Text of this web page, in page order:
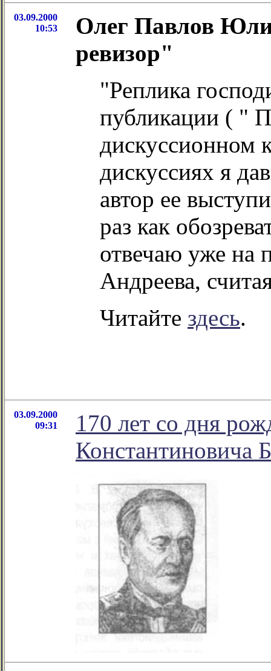
03.09.2000
10:53
Олег Павлов
ревизор"
"Реплика
публикации ( "
дискуссионном
дискуссиях я
автор ее
раз как
отвечаю уже на
Андреева,
Читайте здесь.
03.09.2000
09:31
170 лет со дня
Константиновича